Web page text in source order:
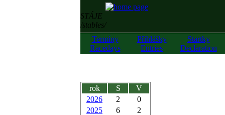
STÁJE
/stables/
Termíny
Racedays
Přihlášky
Entries
Startky
Declaration
rok S
V
2026
2
0
2025
6
2